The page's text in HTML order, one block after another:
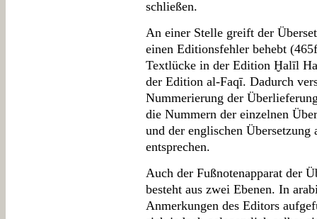
schließen.
An einer Stelle greift der
einen Editionsfehler behebt
Textlücke in der Edition Ḫalīl
der Edition al-Faqī. Dadurch
Nummerierung der
die Nummern der einzelnen
und der englischen
entsprechen.
Auch der Fußnotenapparat der
besteht aus zwei Ebenen. In
Anmerkungen des Editors